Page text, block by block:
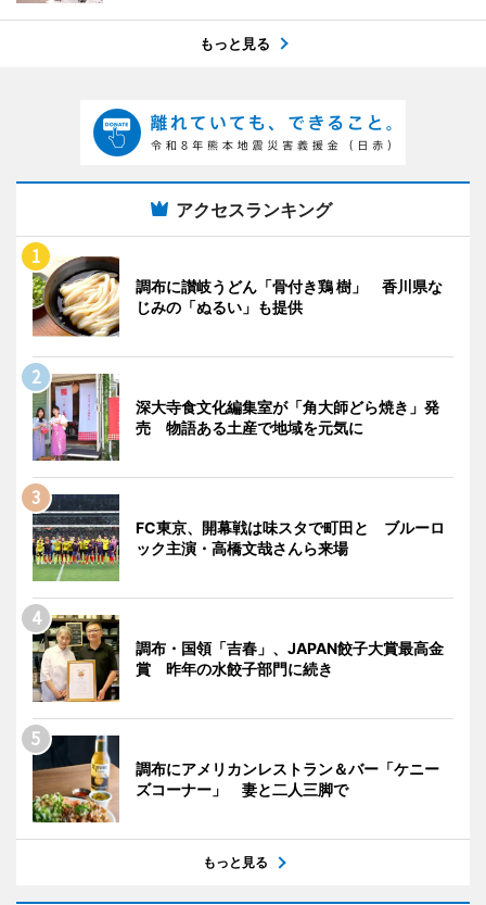
もっと見る
アクセスランキング
調布に讃岐うどん「骨付き鶏 樹」 香川県な
じみの「ぬるい」も提供
深大寺食文化編集室が「角大師どら焼き」発
売 物語ある土産で地域を元気に
FC東京、開幕戦は味スタで町田と ブルーロ
ック主演・高橋文哉さんら来場
調布・国領「吉春」、JAPAN餃子大賞最高金
賞 昨年の水餃子部門に続き
調布にアメリカンレストラン＆バー「ケニー
ズコーナー」 妻と二人三脚で
もっと見る